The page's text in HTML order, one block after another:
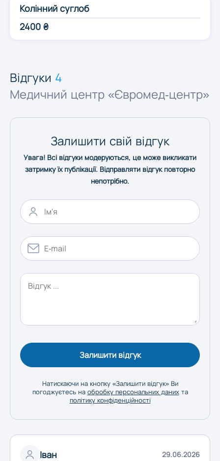
Суми
Ужгород
Херсон
Хмельницький
Черкаси
Чернівці
Колінний суглоб
2400 ₴
Відгуки 4
Медичний центр «Євромед-центр»
Залишити свій відгук
Увага! Всі відгуки модеруються, це може викликати
затримку їх публікації. Відправляти відгук повторно
непотрібно.
Залишити відгук
Натискаючи на кнопку «Залишити відгук» Ви
погоджуєтесь на обробку персональних данихта
політику конфіденційності
Іван 29.06.2026